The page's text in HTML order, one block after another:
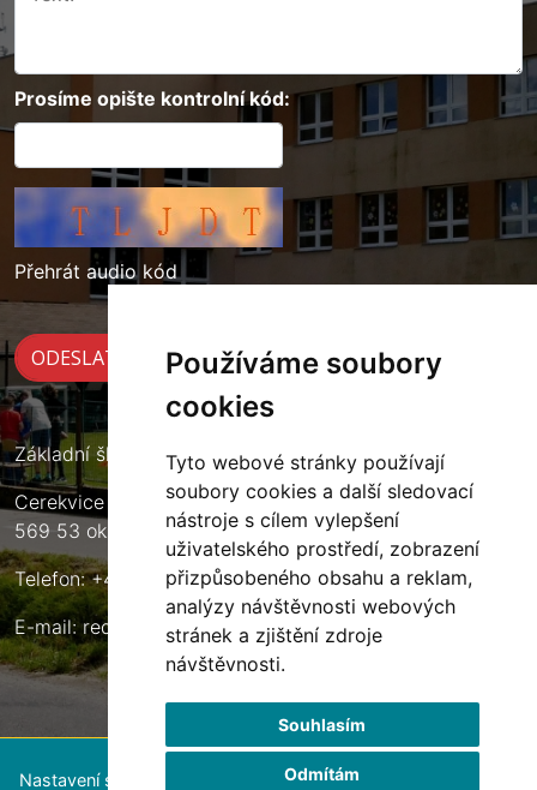
Používáme soubory
cookies
Tyto webové stránky používají
soubory cookies a další sledovací
nástroje s cílem vylepšení
uživatelského prostředí, zobrazení
přizpůsobeného obsahu a reklam,
analýzy návštěvnosti webových
stránek a zjištění zdroje
návštěvnosti.
Souhlasím
Odmítám
Prosíme opište kontrolní kód:
Přehrát audio kód
Základní škola Cerekvice nad Loučnou
Cerekvice nad Loučnou 135
569 53 okres Svitavy
Telefon: +420 461 633 140
E-mail:reditel@zscerekvice.cz
Nastavení souborů cookie